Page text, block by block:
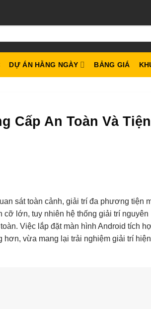
DỰ ÁN HẰNG NGÀY BẢNG GIÁ
Cấp An Toàn Và Tiện
sát toàn cảnh, giải trí đa phương tiện
cỡ lớn, tuy nhiên hệ thống giải trí nguyên
Việc lắp đặt màn hình Android tích
hơn, vừa mang lại trải nghiệm giải trí